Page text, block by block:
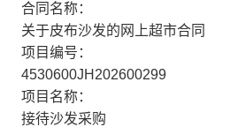
合同名称：
关于皮布沙发的网上超市合同
项目编号：
4530600JH202600299
项目名称：
接待沙发采购